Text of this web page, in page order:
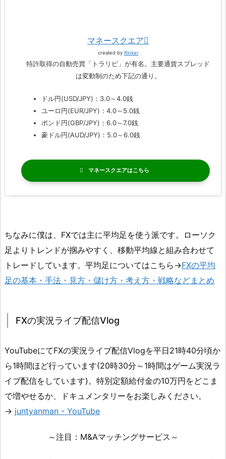
マネースクエア
created by Rinker
特許取得の自動売買「トラリピ」が有名。主要通貨スプレッド
は変動制のため下記の通り。
ドル円(USD/JPY)：3.0～4.0銭
ユーロ円(EUR/JPY)：4.0～5.0銭
ポンド円(GBP/JPY)：6.0～7.0銭
豪ドル円(AUD/JPY)：5.0～6.0銭
マネースクエア
ちなみに僕は、FXでは主に平均足を使う派です。ローソク
足よりトレンドが掴みやすく、移動平均線と組み合わせて
トレードしています。平均足についてはこちら→FXの平均
足の基本・手法・見方・儲け方・考え方・戦略などまとめ
FXの実況ライブ配信Vlog
YouTubeにてFXの実況ライブ配信Vlogを平日21時40分頃か
ら1時間ほど行っています(20時30分～1時間はゲーム実況ラ
イブ配信をしています)。特別定額給付金の10万円をどこま
で増やせるか、ドキュメンタリーをお楽しみください。
→ juntyanman - YouTube
～注目：M&Aマッチングサービス～